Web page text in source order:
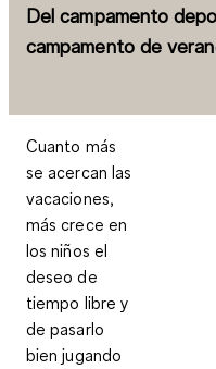
Del campamento
campamento de
Cuanto más
se acercan las
vacaciones,
más crece en
los niños el
deseo de
tiempo libre y
de pasarlo
bien jugando